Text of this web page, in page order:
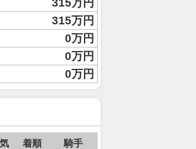
315万円
315万円
0万円
0万円
0万円
着順 騎手